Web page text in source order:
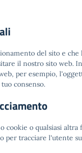
del sito e
il nostro sito web.
per esempio,
consenso.
o qualsiasi
tracciare l'utente